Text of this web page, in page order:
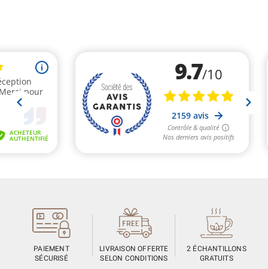
PAIEMENT
SÉCURISÉ
LIVRAISON OFFERTE
SELON CONDITIONS
2 ÉCHANTILLONS
GRATUITS